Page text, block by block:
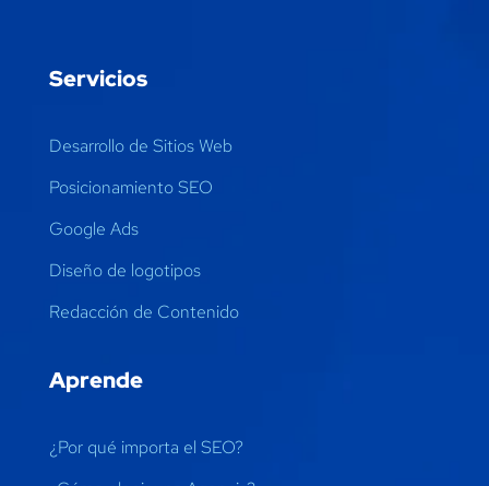
Servicios
Desarrollo de Sitios Web
Posicionamiento SEO
Google Ads
Diseño de logotipos
Redacción de Contenido
Aprende
¿Por qué importa el SEO?